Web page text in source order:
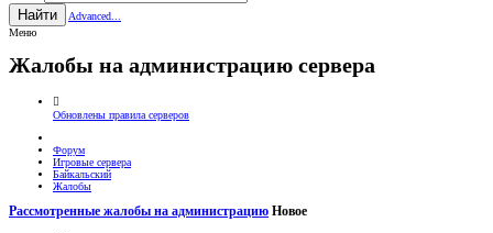
Найти
Advanced...
Меню
Жалобы на администрацию сервера
Обновлены правила серверов
Форум
Игровые сервера
Байкальский
Жалобы
Рассмотренные жалобы на администрацию Новое